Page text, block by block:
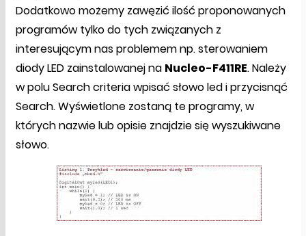
Dodatkowo możemy zawęzić ilość proponowanych
programów tylko do tych związanych z
interesującym nas problemem np. sterowaniem
diody LED zainstalowanej na Nucleo-F411RE. Należy
w polu Search criteria wpisać słowo led i przycisnąć
Search. Wyświetlone zostaną te programy, w
których nazwie lub opisie znajdzie się wyszukiwane
słowo.